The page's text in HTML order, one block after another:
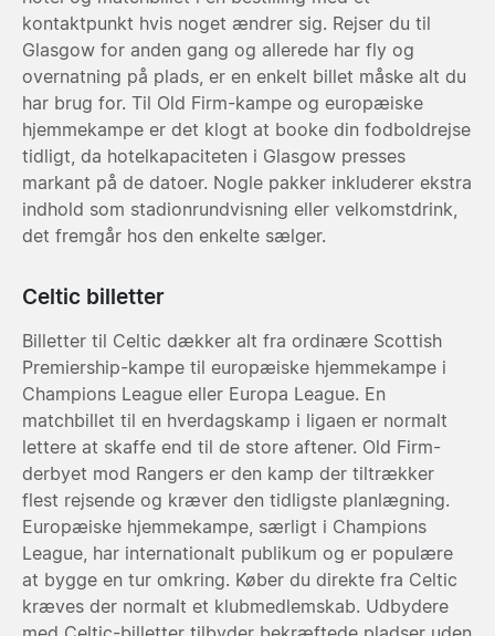
kontaktpunkt hvis noget ændrer sig. Rejser du til
Glasgow for anden gang og allerede har fly og
overnatning på plads, er en enkelt billet måske alt du
har brug for. Til Old Firm-kampe og europæiske
hjemmekampe er det klogt at booke din fodboldrejse
tidligt, da hotelkapaciteten i Glasgow presses
markant på de datoer. Nogle pakker inkluderer ekstra
indhold som stadionrundvisning eller velkomstdrink,
det fremgår hos den enkelte sælger.
Celtic billetter
Billetter til Celtic dækker alt fra ordinære Scottish
Premiership-kampe til europæiske hjemmekampe i
Champions League eller Europa League. En
matchbillet til en hverdagskamp i ligaen er normalt
lettere at skaffe end til de store aftener. Old Firm-
derbyet mod Rangers er den kamp der tiltrækker
flest rejsende og kræver den tidligste planlægning.
Europæiske hjemmekampe, særligt i Champions
League, har internationalt publikum og er populære
at bygge en tur omkring. Køber du direkte fra Celtic
kræves der normalt et klubmedlemskab. Udbydere